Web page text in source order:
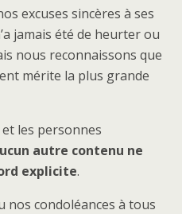
excuses sincères à ses
jamais été de heurter ou
nous reconnaissons que
mérite la plus grande
les personnes
autre contenu ne
explicite.
nos condoléances à tous